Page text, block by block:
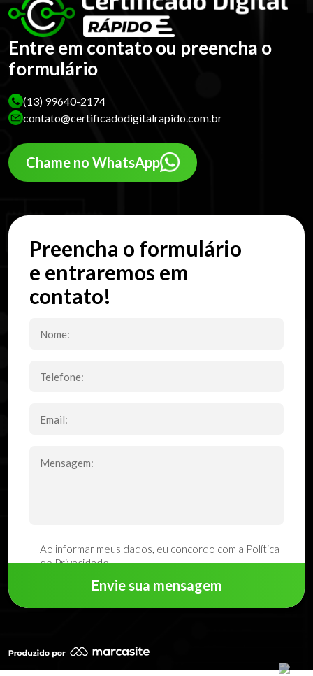
Entre em contato ou preencha o
formulário
(13) 99640-2174
contato@certificadodigitalrapido.com.br
Chame no WhatsApp
Preencha o formulário
e entraremos em
contato!
Ao informar meus dados, eu concordo com a Política
de Privacidade